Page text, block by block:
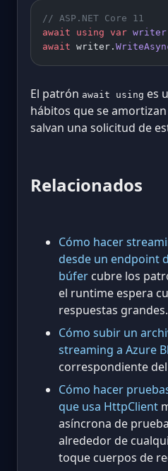
// ASP.NET Core 11
await using var writer
await writer.
El patrón await using es
hábitos que se
salvan una solicitud de
Relacionados
Cómo hacer
desde un endpoint
búfer cubre los
el runtime espera
respuestas grandes.
Cómo subir un
streaming a Azure
correspondiente
Cómo hacer
que usa HttpClient
asíncrona de
alrededor de
toque cuerpos de